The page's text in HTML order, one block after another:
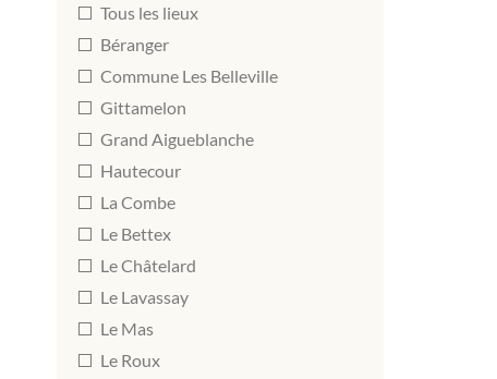
Tous les lieux
Béranger
Commune Les Belleville
Gittamelon
Grand Aigueblanche
Hautecour
La Combe
Le Bettex
Le Châtelard
Le Lavassay
Le Mas
Le Roux